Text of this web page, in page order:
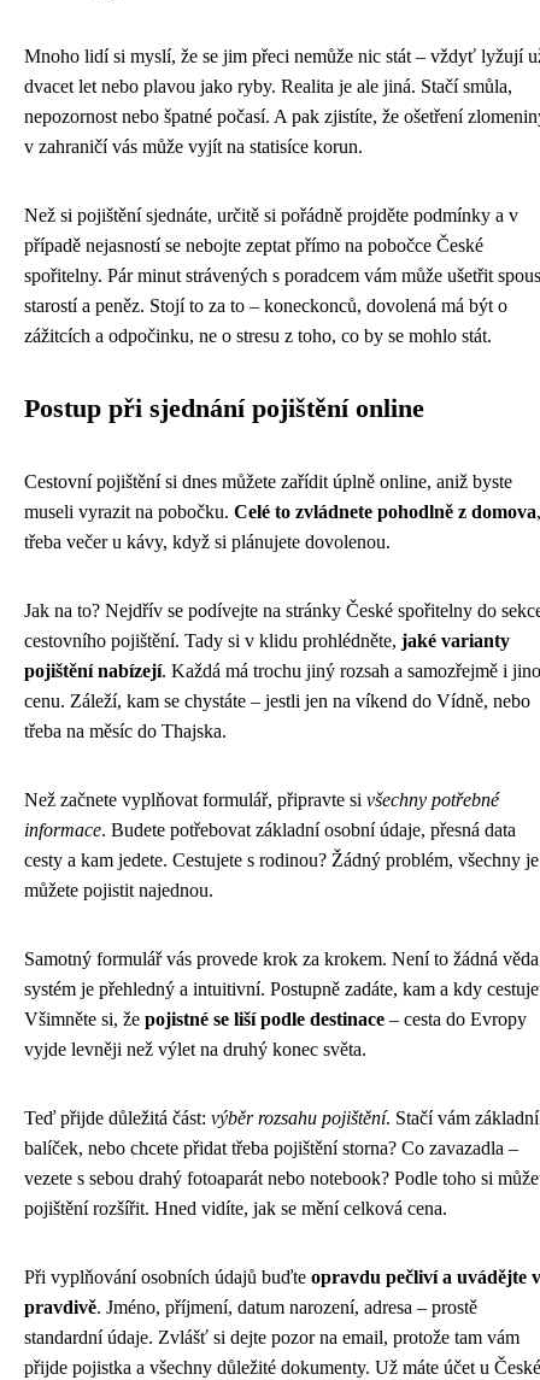
Mnoho lidí si myslí, že se jim přeci nemůže nic stát – vždyť lyžují
dvacet let nebo plavou jako ryby. Realita je ale jiná. Stačí smůla,
nepozornost nebo špatné počasí. A pak zjistíte, že ošetření
v zahraničí vás může vyjít na statisíce korun.
Než si pojištění sjednáte, určitě si pořádně projděte podmínky a v
případě nejasností se nebojte zeptat přímo na pobočce České
spořitelny. Pár minut strávených s poradcem vám může ušetřit
starostí a peněz. Stojí to za to – koneckonců, dovolená má být o
zážitcích a odpočinku, ne o stresu z toho, co by se mohlo stát.
Postup při sjednání pojištění online
Cestovní pojištění si dnes můžete zařídit úplně online, aniž byste
museli vyrazit na pobočku. Celé to zvládnete pohodlně z domova,
třeba večer u kávy, když si plánujete dovolenou.
Jak na to? Nejdřív se podívejte na stránky České spořitelny do
cestovního pojištění. Tady si v klidu prohlédněte, jaké varianty
pojištění nabízejí. Každá má trochu jiný rozsah a samozřejmě i
cenu. Záleží, kam se chystáte – jestli jen na víkend do Vídně, nebo
třeba na měsíc do Thajska.
Než začnete vyplňovat formulář, připravte si všechny potřebné
informace. Budete potřebovat základní osobní údaje, přesná data
cesty a kam jedete. Cestujete s rodinou? Žádný problém, všechny je
můžete pojistit najednou.
Samotný formulář vás provede krok za krokem. Není to žádná
systém je přehledný a intuitivní. Postupně zadáte, kam a kdy
Všimněte si, že pojistné se liší podle destinace – cesta do Evropy
vyjde levněji než výlet na druhý konec světa.
Teď přijde důležitá část: výběr rozsahu pojištění. Stačí vám základní
balíček, nebo chcete přidat třeba pojištění storna? Co zavazadla –
vezete s sebou drahý fotoaparát nebo notebook? Podle toho si
pojištění rozšířit. Hned vidíte, jak se mění celková cena.
Při vyplňování osobních údajů buďte opravdu pečliví a uvádějte
pravdivě. Jméno, příjmení, datum narození, adresa – prostě
standardní údaje. Zvlášť si dejte pozor na email, protože tam vám
přijde pojistka a všechny důležité dokumenty. Už máte účet u České